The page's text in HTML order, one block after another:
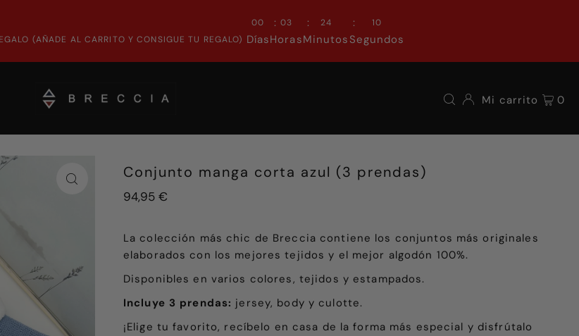
(AÑADE AL CARRITO Y CONSIGUE TU REGALO)
00
Días
: 03
Horas
: 24
Minutos
: 09
Segundos
Mi carrito 0
Conjunto manga corta azul (3 prendas)
94,95 €
La colección más chic de Breccia contiene los conjuntos más originales
elaborados con los mejores tejidos y el mejor algodón 100%.
Disponibles en varios colores, tejidos y estampados.
Incluye 3 prendas: jersey, body y culotte.
¡Elige tu favorito, recíbelo en casa de la forma más especial y disfrútalo